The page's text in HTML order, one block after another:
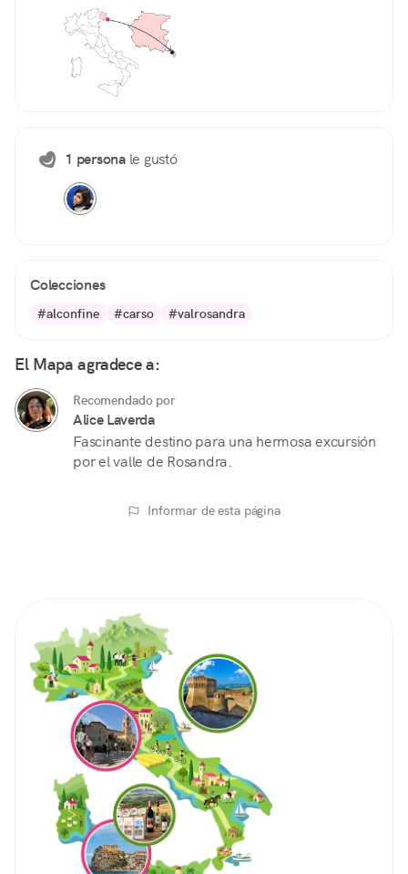
1 personale gustó
Colecciones
#alconfine #carso #valrosandra
El Mapa agradece a:
Recomendado por
Alice Laverda
Fascinante destino para una hermosa excursión
por el valle de Rosandra.
Informar de esta página